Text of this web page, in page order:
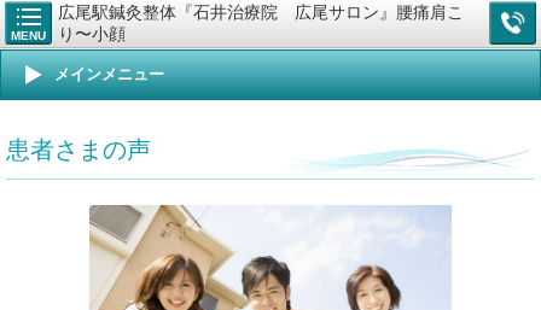
MENU
広尾駅鍼灸整体『石井治療院 広尾サロン』腰痛肩こ
り〜小顔
メインメニュー
患者さまの声